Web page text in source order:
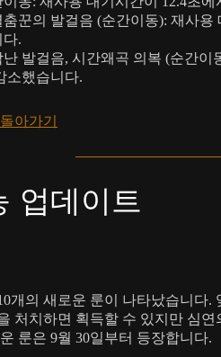
춤꾼의 발걸음 (순간이동): 재사용
다.
난 발걸음, 시간왜곡 의복 (순간이
소했습니다.
아가기
업데이트
개의 새로운 룬이 나타났습니다.
처치하면 획득할 수 있지만 심
룬은 9월 30일부터 등장합니다.